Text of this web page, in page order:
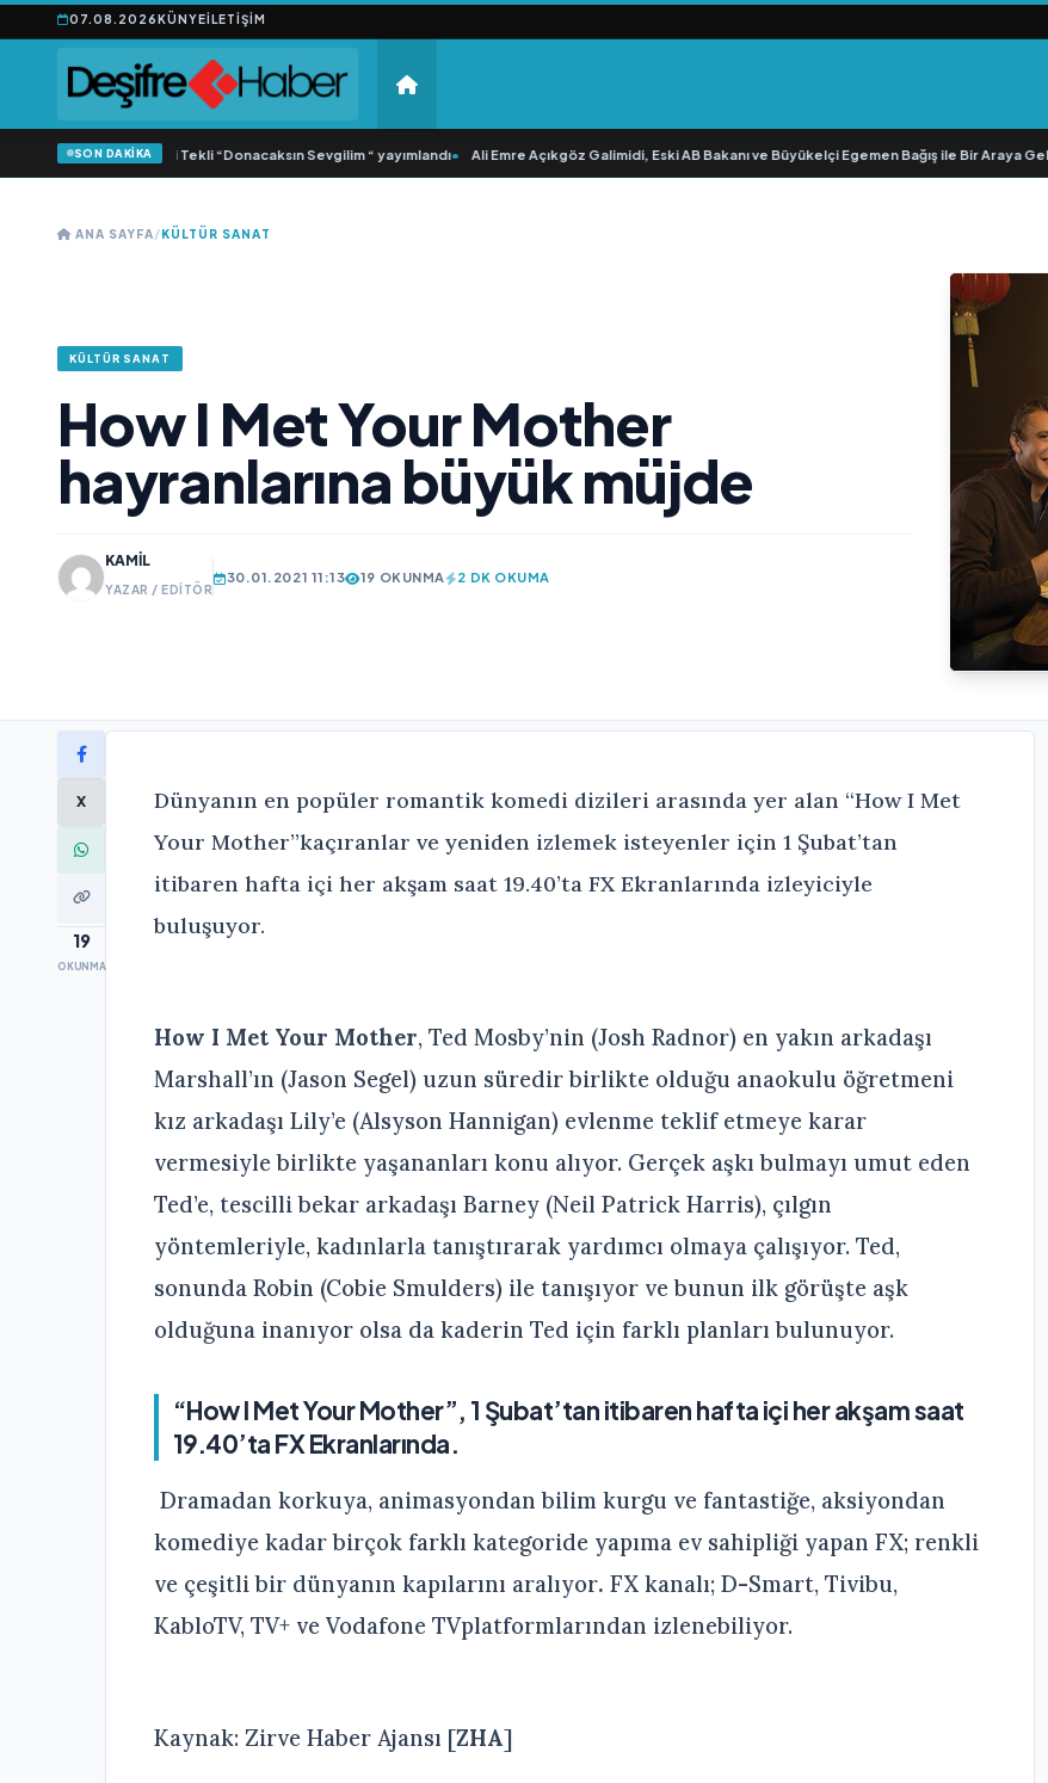
07.08.2026KÜNYEİLETIŞIM
SON DAKİKA
Yonca Samlı ‘dan İkinci Tekli “Donacaksın Sevgilim “ yayımlandı• Ali Emre Açıkgöz Galimidi, Eski AB Bakanı ve Büyükelçi Egemen Bağış ile Bir Araya Geldi•
ANA SAYFA/KÜLTÜR SANAT
KÜLTÜR SANAT
How I Met Your Mother
hayranlarına büyük müjde
KAMIL
YAZAR / EDITÖR
30.01.2021 11:13 19 OKUNMA 2 DK OKUMA
X
19
OKUNMA
Dünyanın en popüler romantik komedi dizileri arasında yer alan “How I Met
Your Mother”kaçıranlar ve yeniden izlemek isteyenler için 1 Şubat’tan
itibaren hafta içi her akşam saat 19.40’ta FX Ekranlarında izleyiciyle
buluşuyor.
How I Met Your Mother, Ted Mosby’nin (Josh Radnor) en yakın arkadaşı
Marshall’ın (Jason Segel) uzun süredir birlikte olduğu anaokulu öğretmeni
kız arkadaşı Lily’e (Alsyson Hannigan) evlenme teklif etmeye karar
vermesiyle birlikte yaşananları konu alıyor. Gerçek aşkı bulmayı umut eden
Ted’e, tescilli bekar arkadaşı Barney (Neil Patrick Harris), çılgın
yöntemleriyle, kadınlarla tanıştırarak yardımcı olmaya çalışıyor. Ted,
sonunda Robin (Cobie Smulders) ile tanışıyor ve bunun ilk görüşte aşk
olduğuna inanıyor olsa da kaderin Ted için farklı planları bulunuyor.
“How I Met Your Mother”, 1 Şubat’tan itibaren hafta içi her akşam saat
19.40’ta FX Ekranlarında.
Dramadan korkuya, animasyondan bilim kurgu ve fantastiğe, aksiyondan
komediye kadar birçok farklı kategoride yapıma ev sahipliği yapan FX; renkli
ve çeşitli bir dünyanın kapılarını aralıyor. FX kanalı; D-Smart, Tivibu,
KabloTV, TV+ ve Vodafone TVplatformlarından izlenebiliyor.
Kaynak: Zirve Haber Ajansı [ZHA]